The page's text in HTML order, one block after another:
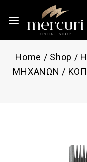
Home / Shop /
ΜΗΧΑΝΩΝ /